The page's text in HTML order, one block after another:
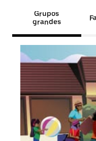
Grupos
grandes